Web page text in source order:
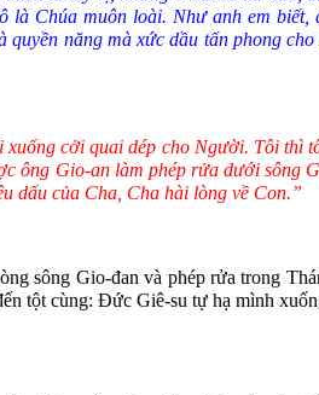
Chúa muôn loài. Như anh em
năng mà xức dầu tấn phong
cởi quai dép cho Người. Tôi thì
ông Gio-an làm phép rửa dưới
dấu của Cha, Cha hài lòng về Con.”
sông Gio-đan và phép rửa trong
tột cùng: Đức Giê-su tự hạ mình